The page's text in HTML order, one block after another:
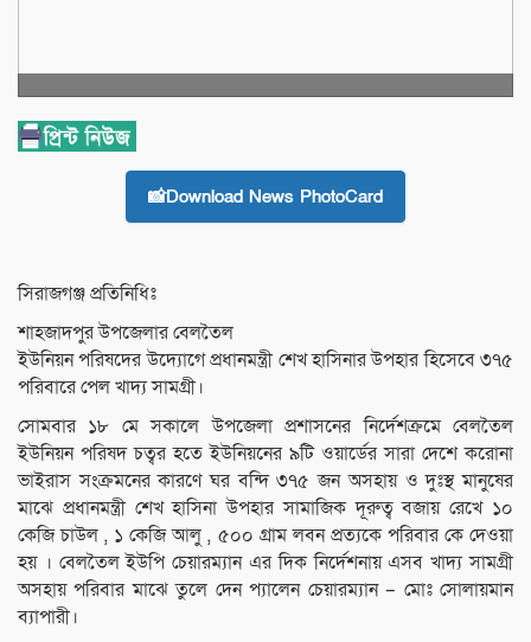
📸Download News PhotoCard
সিরাজগঞ্জ প্রতিনিধিঃ
শাহজাদপুর উপজেলার বেলতৈল
ইউনিয়ন পরিষদের উদ্যোগে প্রধানমন্ত্রী শেখ হাসিনার উপহার হিসেবে ৩৭৫
পরিবারে পেল খাদ্য সামগ্রী।
সোমবার ১৮ মে সকালে উপজেলা প্রশাসনের নির্দেশক্রমে বেলতৈল
ইউনিয়ন পরিষদ চত্বর হতে ইউনিয়নের ৯টি ওয়ার্ডের সারা দেশে করোনা
ভাইরাস সংক্রমনের কারণে ঘর বন্দি ৩৭৫ জন অসহায় ও দুঃস্থ মানুষের
মাঝে প্রধানমন্ত্রী শেখ হাসিনা উপহার সামাজিক দূরুত্ব বজায় রেখে ১০
কেজি চাউল , ১ কেজি আলু , ৫০০ গ্রাম লবন প্রত্যকে পরিবার কে দেওয়া
হয় । বেলতৈল ইউপি চেয়ারম্যান এর দিক নির্দেশনায় এসব খাদ্য সামগ্রী
অসহায় পরিবার মাঝে তুলে দেন প্যালেন চেয়ারম্যান – মোঃ সোলায়মান
ব্যাপারী।